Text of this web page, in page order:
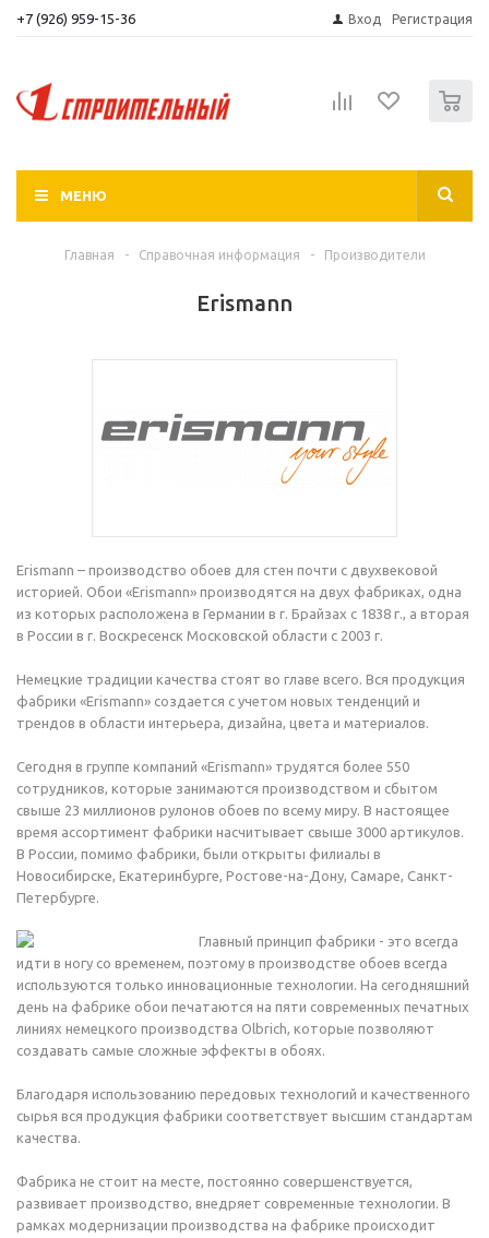
+7 (926) 959-15-36 Вход Регистрация
МЕНЮ
Главная - Справочная информация - Производители
Erismann
Erismann – производство обоев для стен почти с двухвековой
историей. Обои «Erismann» производятся на двух фабриках, одна
из которых расположена в Германии в г. Брайзах с 1838 г., а вторая
в России в г. Воскресенск Московской области с 2003 г.
Немецкие традиции качества стоят во главе всего. Вся продукция
фабрики «Erismann» создается с учетом новых тенденций и
трендов в области интерьера, дизайна, цвета и материалов.
Сегодня в группе компаний «Erismann» трудятся более 550
сотрудников, которые занимаются производством и сбытом
свыше 23 миллионов рулонов обоев по всему миру. В настоящее
время ассортимент фабрики насчитывает свыше 3000 артикулов.
В России, помимо фабрики, были открыты филиалы в
Новосибирске, Екатеринбурге, Ростове-на-Дону, Самаре, Санкт-
Петербурге.
Главный принцип фабрики - это всегда
идти в ногу со временем, поэтому в производстве обоев всегда
используются только инновационные технологии. На сегодняшний
день на фабрике обои печатаются на пяти современных печатных
линиях немецкого производства Olbrich, которые позволяют
создавать самые сложные эффекты в обоях.
Благодаря использованию передовых технологий и качественного
сырья вся продукция фабрики соответствует высшим стандартам
качества.
Фабрика не стоит на месте, постоянно совершенствуется,
развивает производство, внедряет современные технологии. В
рамках модернизации производства на фабрике происходит